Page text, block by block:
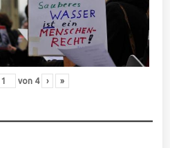
von 4 › »